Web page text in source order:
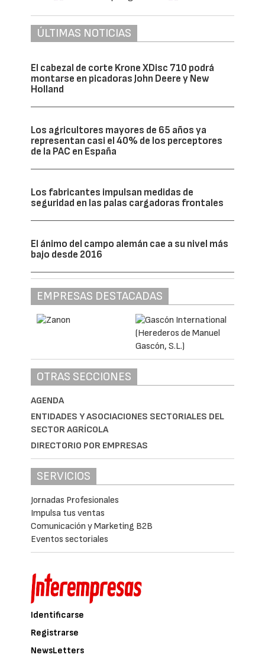
ÚLTIMAS NOTICIAS
El cabezal de corte Krone XDisc 710 podrá
montarse en picadoras John Deere y New
Holland
Los agricultores mayores de 65 años ya
representan casi el 40% de los perceptores
de la PAC en España
Los fabricantes impulsan medidas de
seguridad en las palas cargadoras frontales
El ánimo del campo alemán cae a su nivel más
bajo desde 2016
EMPRESAS DESTACADAS
OTRAS SECCIONES
AGENDA
ENTIDADES Y ASOCIACIONES SECTORIALES DEL
SECTOR AGRÍCOLA
DIRECTORIO POR EMPRESAS
SERVICIOS
Jornadas Profesionales
Impulsa tus ventas
Comunicación y Marketing B2B
Eventos sectoriales
Identificarse
Registrarse
NewsLetters